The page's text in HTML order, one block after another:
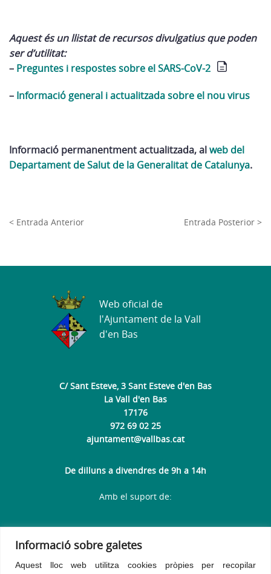
Informació sobre galetes
Aquest lloc web utilitza cookies pròpies per recopilar
Aquest és un llistat de recursos divulgatius que poden
ser d’utilitat:
– Preguntes i respostes sobre el SARS-CoV-2
– Informació general i actualitzada sobre el nou virus
Informació permanentment actualitzada, alweb del
Departament de Salut de la Generalitat de Catalunya.
< Entrada Anterior Entrada Posterior >
C/ Sant Esteve, 3 Sant Esteve d'en Bas
La Vall d'en Bas
17176
972 69 02 25
ajuntament@vallbas.cat
De dilluns a divendres de 9h a 14h
Web oficial de
l'Ajuntament de la Vall
d'en Bas
Amb el suport de: